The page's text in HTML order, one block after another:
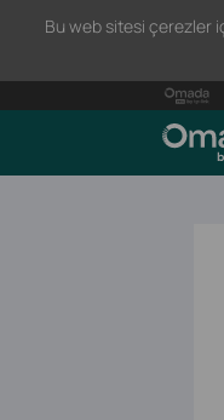
Bu web sitesi çerezler